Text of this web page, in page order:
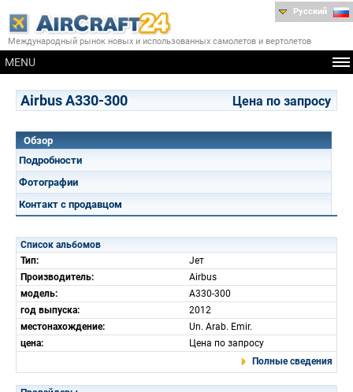
Международный рынок новых и использованных самолетов и вертолетов
MENU
Русский
Airbus A330-300 Цена по запросу
Обзор
Подробности
Фотографии
Контакт с продавцом
Список альбомов
Тип:
Jет
Производитель:
Airbus
модель:
A330-300
год выпуска:
2012
местонахождение:
Un. Arab. Emir.
цена:
Цена по запросу
Полные сведения